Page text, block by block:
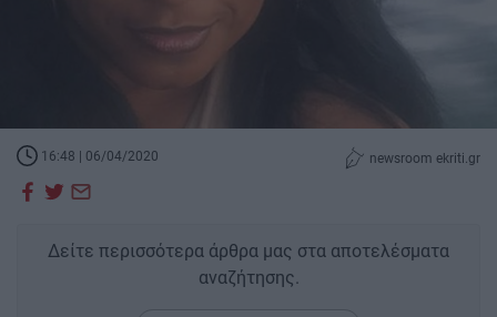
16:48 | 06/04/2020 newsroom ekriti.gr
Δείτε περισσότερα άρθρα μας στα αποτελέσματα
αναζήτησης.